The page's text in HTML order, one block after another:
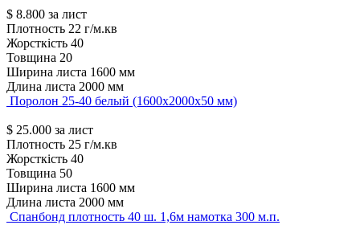
$ 8.800 за лист
Плотность 22 г/м.кв
Жорсткість 40
Товщина 20
Ширина листа 1600 мм
Длина листа 2000 мм
Поролон 25-40 белый (1600х2000х50 мм)
$ 25.000 за лист
Плотность 25 г/м.кв
Жорсткість 40
Товщина 50
Ширина листа 1600 мм
Длина листа 2000 мм
Спанбонд плотность 40 ш. 1,6м намотка 300 м.п.